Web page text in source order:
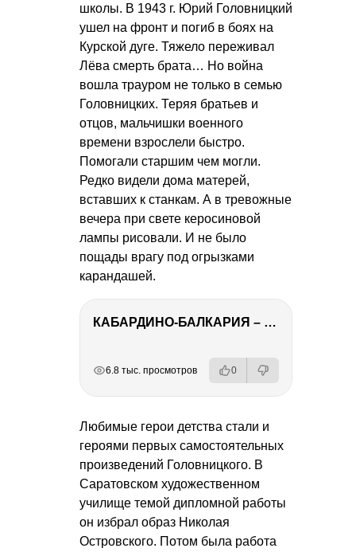
школы. В 1943 г. Юрий Головницкий
ушел на фронт и погиб в боях на
Курской дуге. Тяжело переживал
Лёва смерть брата… Но война
вошла трауром не только в семью
Головницких. Теряя братьев и
отцов, мальчишки военного
времени взрослели быстро.
Помогали старшим чем могли.
Редко видели дома матерей,
вставших к станкам. А в тревожные
вечера при свете керосиновой
лампы рисовали. И не было
пощады врагу под огрызками
карандашей.
КАБАРДИНО-БАЛКАРИЯ – ПУТЕШЕСТВИЕ НА КАВКАЗ часть 3
6.8 тыс. просмотров 0
Любимые герои детства стали и
героями первых самостоятельных
произведений Головницкого. В
Саратовском художественном
училище темой дипломной работы
он избрал образ Николая
Островского. Потом была работа